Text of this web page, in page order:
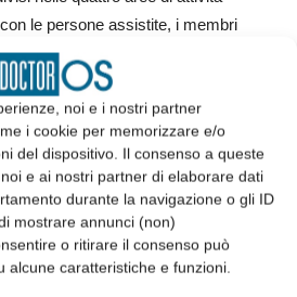
noi e i nostri partner
i cookie per memorizzare e/o
del dispositivo. Il consenso a queste
e ai nostri partner di elaborare dati
durante la navigazione o gli ID
mostrare annunci (non)
o ritirare il consenso può
alcune caratteristiche e funzioni.
le persone assistite, i membri
i fornitori e i collaboratori esterni;
di trattamento odontoiatrico
standard; assistenza
documentazione clinica e
per Assistente di Studio